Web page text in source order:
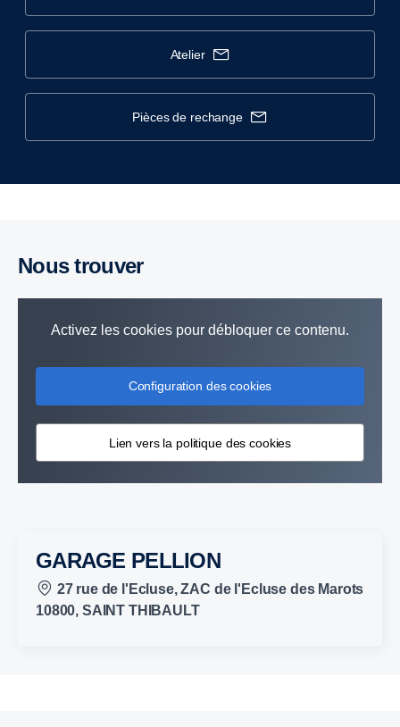
atelier
pièces de rechange
Nous trouver
Activez les cookies pour débloquer ce contenu.
Configuration des cookies
Lien vers la politique des cookies
GARAGE PELLION
27 rue de l'Ecluse, ZAC de l'Ecluse des Marots
10800, SAINT THIBAULT